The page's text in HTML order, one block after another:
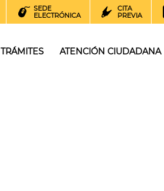
SEDE
ELECTRÓNICA
CITA
PREVIA
TRÁMITES ATENCIÓN CIUDADANA